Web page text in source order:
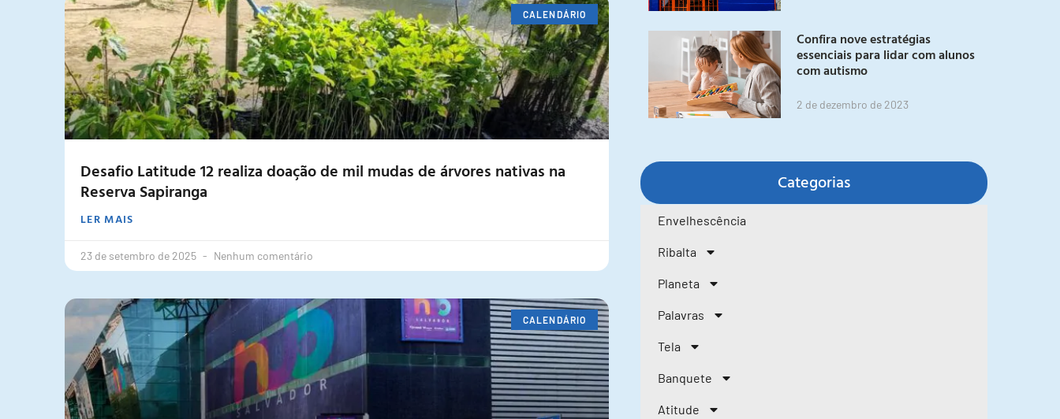
CALENDÁRIO
Desafio Latitude 12 realiza doação de mil mudas de árvores nativas na
Reserva Sapiranga
LER MAIS
23 de setembro de 2025 Nenhum comentário
CALENDÁRIO
Confira nove estratégias
essenciais para lidar com alunos
com autismo
2 de dezembro de 2023
Categorias
Envelhescência
Ribalta
Planeta
Palavras
Tela
Banquete
Atitude